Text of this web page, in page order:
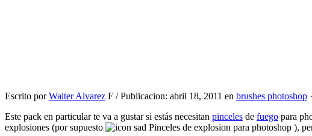
Escrito porWalter Alvarez F / Publicacion: abril 18, 2011 en brushes photoshop ·
Este pack en particular te va a gustar si estás necesitan pinceles de fuego para
explosiones (por supuesto
),